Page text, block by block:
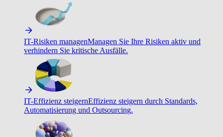
IT-Risiken managenManagen Sie Ihre Risiken aktiv und
verhindern Sie kritische Ausfälle.
IT-Effizienz steigernEffizienz steigern durch Standards,
Automatisierung und Outsourcing.